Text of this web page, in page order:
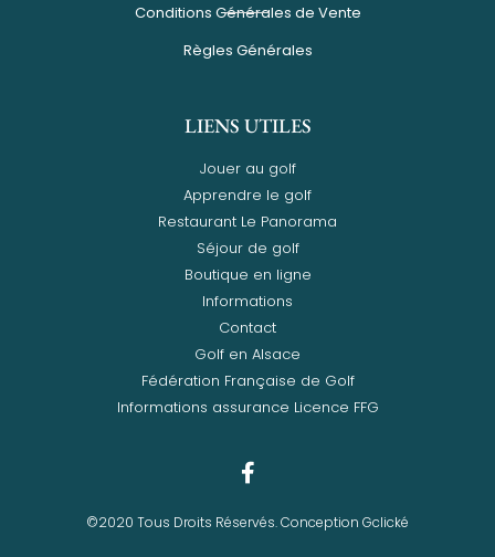
Conditions Générales de Vente
Règles Générales
LIENS UTILES
Jouer au golf
Apprendre le golf
Restaurant Le Panorama
Séjour de golf
Boutique en ligne
Informations
Contact
Golf en Alsace
Fédération Française de Golf
Informations assurance Licence FFG
©2020 Tous Droits Réservés. Conception Gclické